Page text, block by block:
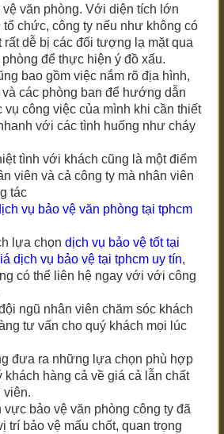
văn phòng. Với diện tích lớn
chức, công ty nếu như không có
rất dễ bị các đối tượng lạ mặt qua
để thực hiện ý đồ xấu.
bao gồm việc nắm rõ địa hình,
các phòng ban để hướng dẫn
vụ công việc của mình khi cần thiết
với các tình huống như cháy
tình với khách cũng là một điểm
viên và cả công ty mà nhân viên
tác
vụ bảo vệ văn phòng tại tphcm
lựa chọn dịch vụ bảo vệ tốttại
dịch vụ bảo vệ tại tphcm uy tín,
có thể liên hệ ngay với với công
ngũ nhân viên chăm sóc khách
tư vấn cho quý khách mọi lúc
đưa ra những lựa chọn phù hợp
hàng cả về giá cả lẫn chất
viên.
bảo vệ văn phòng công ty đã
trí bảo vệ mấu chốt, quan trọng